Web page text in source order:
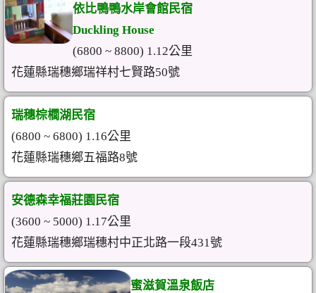
依比鴨鴨水岸會館民宿
Duckling House
(6800 ~ 8800) 1.12公里
花蓮縣瑞穗鄉瑞祥村七賢路50號
瑞穗棕櫚湖民宿
(6800 ~ 6800) 1.16公里
花蓮縣瑞穗鄉五福路8號
安德森幸福莊園民宿
(3600 ~ 5000) 1.17公里
花蓮縣瑞穗鄉瑞穗村中正北路一段431號
蜜滋賀溫泉飯店